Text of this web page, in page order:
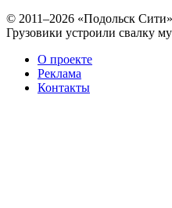
© 2011–2026 «Подольск Сити»
Грузовики устроили свалку
О проекте
Реклама
Контакты